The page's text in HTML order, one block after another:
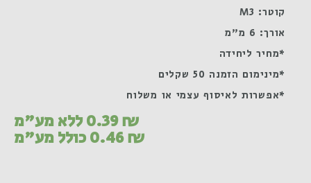
קוטר: M3
אורך: 6 מ"מ
*מחיר ליחידה
*מינימום הזמנה 50 שקלים
*אפשרות לאיסוף עצמי או משלוח
0.39₪ ללא מע"מ
0.46₪ כולל מע"מ